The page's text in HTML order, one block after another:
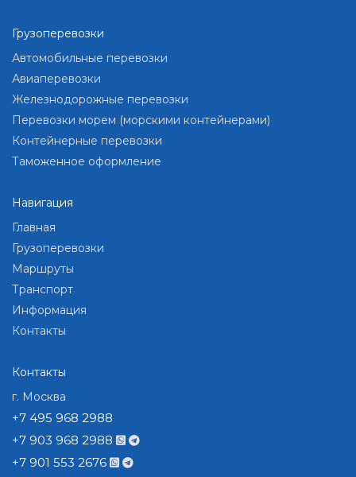
Грузоперевозки
Автомобильные перевозки
Авиаперевозки
Железнодорожные перевозки
Перевозки морем (морскими контейнерами)
Контейнерные перевозки
Таможенное оформление
Навигация
Главная
Грузоперевозки
Маршруты
Транспорт
Информация
Контакты
Контакты
г. Москва
+7 495 968 2988
+7 903 968 2988
+7 901 553 2676